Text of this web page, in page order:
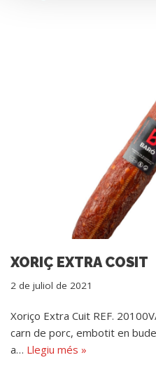
XORIÇ EXTRA COSIT
2 de juliol de 2021
Xoriço Extra Cuit REF.
carn de porc, embotit en
a… Llegiu més »